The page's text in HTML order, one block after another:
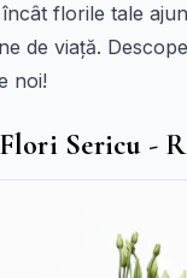
florile tale
de viață.
noi!
Sericu -